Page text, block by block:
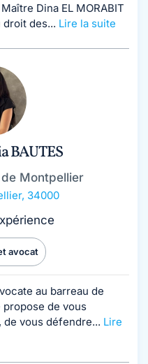
Dina EL MORABIT
des... Lire la suite
BAUTES
Montpellier
34000
avocat
au barreau de
de vous
vous défendre... Lire